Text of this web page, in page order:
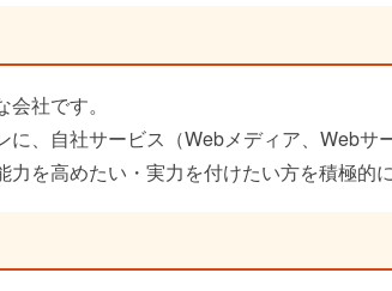
社です。
、自社サービス（Webメディア、Webサ
を高めたい・実力を付けたい方を積極的に